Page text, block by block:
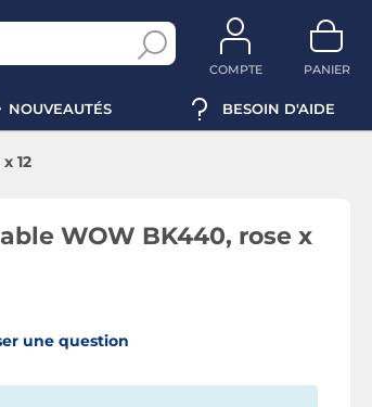
COMPTE PANIER
NOUVEAUTÉS BESOIN D'AIDE
12
WOW BK440, rose x
une question